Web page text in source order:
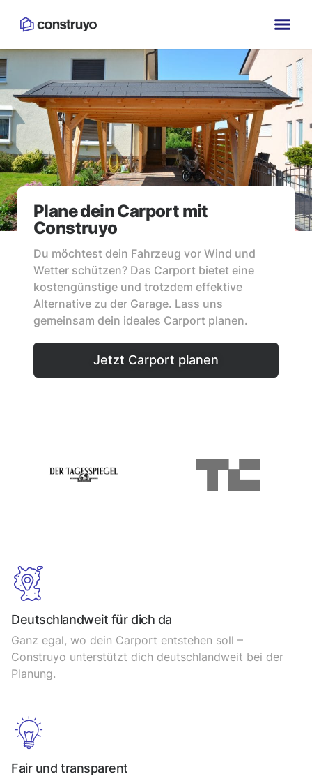
Plane dein Carport mit
Construyo
Du möchtest dein Fahrzeug vor Wind und
Wetter schützen? Das Carport bietet eine
kostengünstige und trotzdem effektive
Alternative zu der Garage. Lass uns
gemeinsam dein ideales Carport planen.
Jetzt Carport planen
Deutschlandweit für dich da
Ganz egal, wo dein Carport entstehen soll –
Construyo unterstützt dich deutschlandweit bei der
Planung.
Fair und transparent